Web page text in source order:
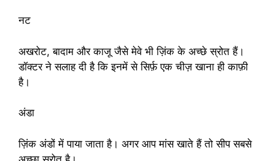
नट
अखरोट, बादाम और काजू जैसे मेवे भी ज़िंक के अच्छे स्रोत हैं।
डॉक्टर ने सलाह दी है कि इनमें से सिर्फ़ एक चीज़ खाना ही काफ़ी
है।
अंडा
ज़िंक अंडों में पाया जाता है। अगर आप मांस खाते हैं तो सीप सबसे